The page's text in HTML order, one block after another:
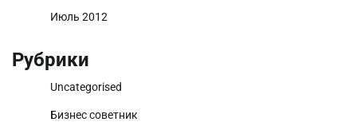
Июль 2012
Рубрики
Uncategorised
Бизнес советник